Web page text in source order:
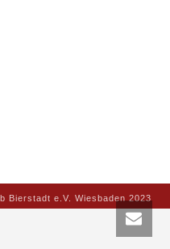
Bierstadt e.V. Wiesbaden 2023